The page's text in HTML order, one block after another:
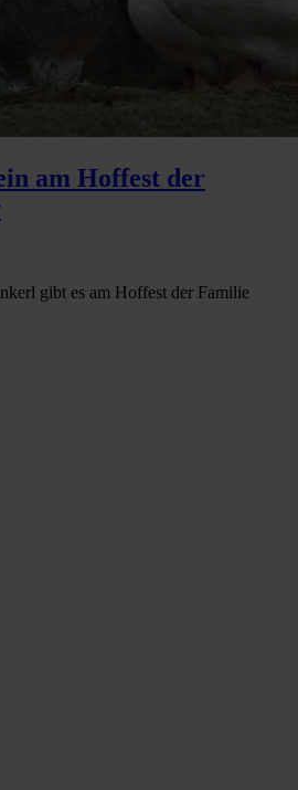
am Hoffest der
gibt es am Hoffest der Familie